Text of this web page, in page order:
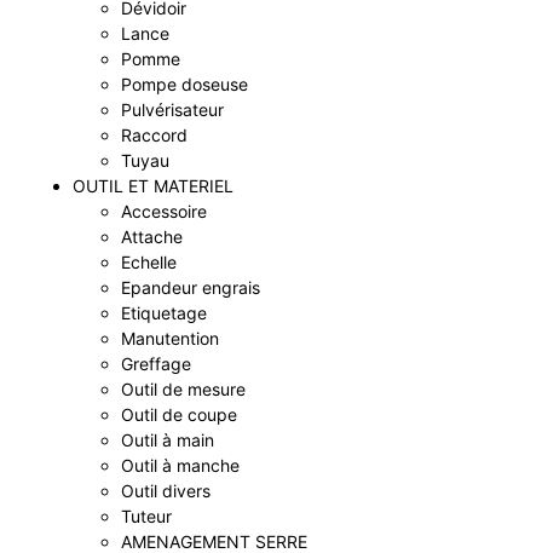
Dévidoir
Lance
Pomme
Pompe doseuse
Pulvérisateur
Raccord
Tuyau
OUTIL ET MATERIEL
Accessoire
Attache
Echelle
Epandeur engrais
Etiquetage
Manutention
Greffage
Outil de mesure
Outil de coupe
Outil à main
Outil à manche
Outil divers
Tuteur
AMENAGEMENT SERRE